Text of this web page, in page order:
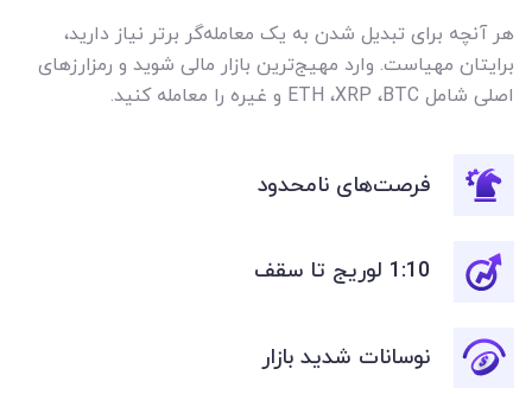
هر آنچه برای تبدیل شدن به یک معامله‌گر برتر نیاز دارید،
برایتان مهیاست. وارد مهیج‌ترین بازار مالی شوید و رمزارزهای
اصلی شامل BTC،‏ XRP،‏ ETH و غیره را معامله کنید.
فرصت‌های نامحدود
1:10 لوریج تا سقف
نوسانات شدید بازار